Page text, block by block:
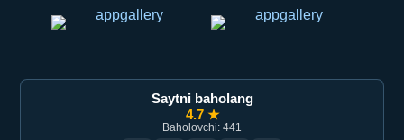
Saytni baholang
4.7 ★
Baholovchi: 441